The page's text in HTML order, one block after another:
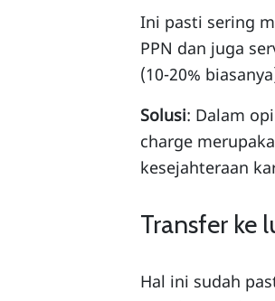
Ini pasti sering
PPN dan juga
(10-20%
Solusi: Dalam
charge
kesejahteraan
Transfer ke
Hal ini sudah